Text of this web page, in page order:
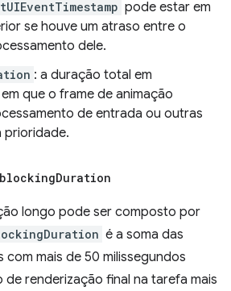
pode estar em
se houve um atraso entre o
dele.
: a duração total em
que o frame de animação
de entrada ou outras
prioridade.
blockingDuration
longo pode ser composto por
é a soma das
mais de 50 milissegundos
de renderização final na tarefa mais